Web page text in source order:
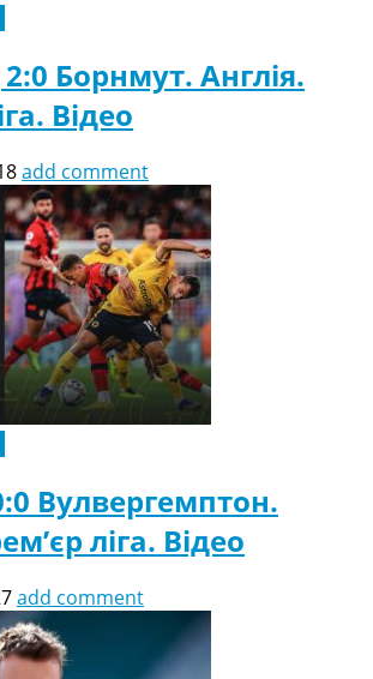
Борнмут. Англія.
Відео
add comment
Вулвергемптон.
ліга. Відео
add comment